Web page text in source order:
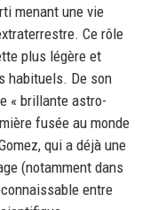
menant une vie
Ce rôle
plus légère et
habituels. De son
« brillante astro-
fusée au monde
qui a déjà une
(notamment dans
entre